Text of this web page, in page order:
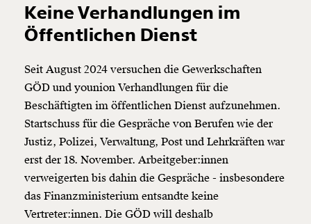
Keine Verhandlungen im
Öffentlichen Dienst
Seit August 2024 versuchen die Gewerkschaften
GÖD und younion Verhandlungen für die
Beschäftigten im öffentlichen Dienst aufzunehmen.
Startschuss für die Gespräche von Berufen wie der
Justiz, Polizei, Verwaltung, Post und Lehrkräften war
erst der 18. November. Arbeitgeber:innen
verweigerten bis dahin die Gespräche - insbesondere
das Finanzministerium entsandte keine
Vertreter:innen. Die GÖD will deshalb